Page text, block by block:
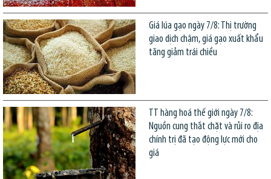
Giá lúa gạo ngày 7/8: Thị trường
giao dịch chậm, giá gạo xuất khẩu
tăng giảm trái chiều
TT hàng hoá thế giới ngày 7/8:
Nguồn cung thắt chặt và rủi ro địa
chính trị đã tạo động lực mới cho
giá